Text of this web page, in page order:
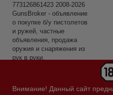
Внимание! Данный сайт
773126861423 2008-2026
GunsBroker - объявление
о покупке б/у пистолетов
и ружей, частные
объявления, продажа
оружия и снаряжения из
рук в руки.
и рыбалка по данным